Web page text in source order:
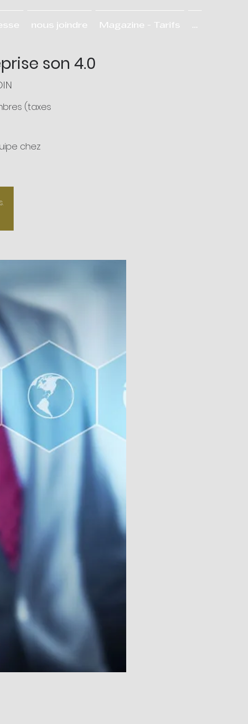
nous joindre Magazine - Tarifs ...
son 4.0
(taxes
chez